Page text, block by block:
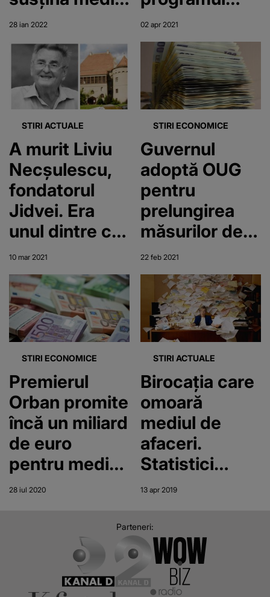
de afaceri
post-
pandemie
28 ian 2022
Start-Up
Nation 2021
02 apr 2021
STIRI ACTUALE
A murit Liviu
Necșulescu,
fondatorul
Jidvei. Era
unul dintre cei
mai cunoscuți
oameni de
afaceri din
România
10 mar 2021
STIRI ECONOMICE
Guvernul
adoptă OUG
pentru
prelungirea
măsurilor de
susţinere a
mediului de
afaceri
22 feb 2021
STIRI ECONOMICE
Premierul
Orban promite
încă un miliard
de euro
pentru mediul
de afaceri
28 iul 2020
STIRI ACTUALE
Birocația care
omoară
mediul de
afaceri.
Statistici
îngrijorătoare
13 apr 2019
Parteneri: